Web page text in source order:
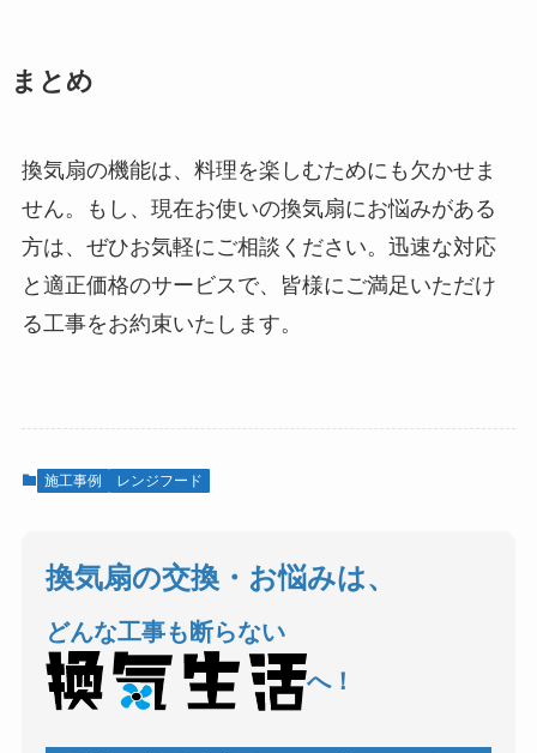
まとめ
換気扇の機能は、料理を楽しむためにも欠かせま
せん。もし、現在お使いの換気扇にお悩みがある
方は、ぜひお気軽にご相談ください。迅速な対応
と適正価格のサービスで、皆様にご満足いただけ
る工事をお約束いたします。
施工事例 レンジフード
換気扇の交換・お悩みは、
どんな工事も断らない
へ！